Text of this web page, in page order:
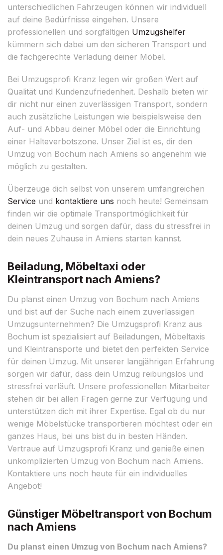
unterschiedlichen Fahrzeugen können wir individuell
auf deine Bedürfnisse eingehen. Unsere
professionellen und sorgfältigen Umzugshelfer
kümmern sich dabei um den sicheren Transport und
die fachgerechte Verladung deiner Möbel.
Bei Umzugsprofi Kranz legen wir großen Wert auf
Qualität und Kundenzufriedenheit. Deshalb bieten wir
dir nicht nur einen zuverlässigen Transport, sondern
auch zusätzliche Leistungen wie beispielsweise den
Auf- und Abbau deiner Möbel oder die Einrichtung
einer Halteverbotszone. Unser Ziel ist es, dir den
Umzug von Bochum nach Amiens so angenehm wie
möglich zu gestalten.
Überzeuge dich selbst von unserem umfangreichen
Service und kontaktiere uns noch heute! Gemeinsam
finden wir die optimale Transportmöglichkeit für
deinen Umzug und sorgen dafür, dass du stressfrei in
dein neues Zuhause in Amiens starten kannst.
Beiladung, Möbeltaxi oder
Kleintransport nach Amiens?
Du planst einen Umzug von Bochum nach Amiens
und bist auf der Suche nach einem zuverlässigen
Umzugsunternehmen? Die Umzugsprofi Kranz aus
Bochum ist spezialisiert auf Beiladungen, Möbeltaxis
und Kleintransporte und bietet den perfekten Service
für deinen Umzug. Mit unserer langjährigen Erfahrung
sorgen wir dafür, dass dein Umzug reibungslos und
stressfrei verläuft. Unsere professionellen Mitarbeiter
stehen dir bei allen Fragen gerne zur Verfügung und
unterstützen dich mit ihrer Expertise. Egal ob du nur
wenige Möbelstücke transportieren möchtest oder ein
ganzes Haus, bei uns bist du in besten Händen.
Vertraue auf Umzugsprofi Kranz und genieße einen
unkomplizierten Umzug von Bochum nach Amiens.
Kontaktiere uns noch heute für ein individuelles
Angebot!
Günstiger Möbeltransport von Bochum
nach Amiens
Du planst einen Umzug von Bochum nach Amiens?